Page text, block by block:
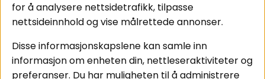
Billyd
Lyd til hjemmet
Instagram
Facebook
for å analysere nettsidetrafikk, tilpasse
nettsideinnhold og vise målrettede annonser.
Disse informasjonskapslene kan samle inn
informasjon om enheten din, nettleseraktiviteter og
preferanser. Du har muligheten til å administrere